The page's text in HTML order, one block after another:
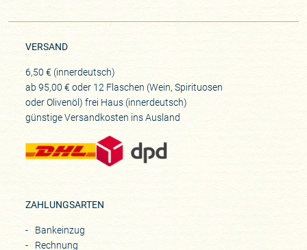
VERSAND
6,50 € (innerdeutsch)
ab 95,00 € oder 12 Flaschen (Wein, Spirituosen
oder Olivenöl) frei Haus (innerdeutsch)
günstige Versandkosten ins Ausland
ZAHLUNGSARTEN
Bankeinzug
Rechnung